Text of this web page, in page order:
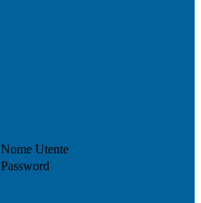
Nome Utente
Password